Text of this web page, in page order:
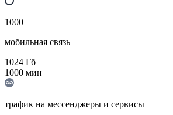
1000
мобильная связь
1024 Гб
1000 мин
трафик на мессенджеры и сервисы